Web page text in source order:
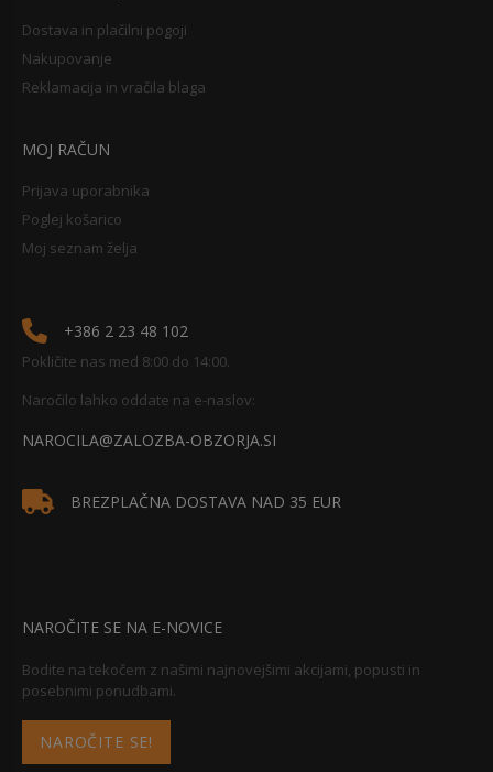
Dostava in plačilni pogoji
Nakupovanje
Reklamacija in vračila blaga
MOJ RAČUN
Prijava uporabnika
Poglej košarico
Moj seznam želja
+386 2 23 48 102
Pokličite nas med 8:00 do 14:00.
Naročilo lahko oddate na e-naslov:
NAROCILA@ZALOZBA-OBZORJA.SI
BREZPLAČNA DOSTAVA NAD 35 EUR
NAROČITE SE NA E-NOVICE
Bodite na tekočem z našimi najnovejšimi akcijami, popusti in
posebnimi ponudbami.
NAROČITE SE!